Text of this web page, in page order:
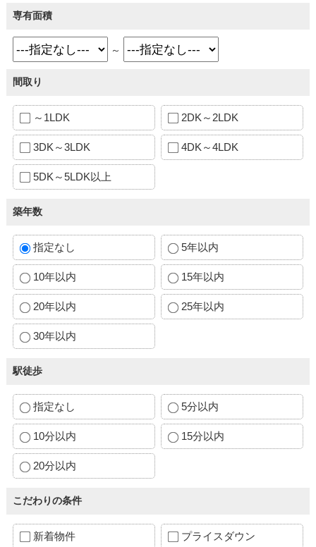
専有面積
～
間取り
～1LDK 2DK～2LDK
3DK～3LDK 4DK～4LDK
5DK～5LDK以上
築年数
指定なし 5年以内
10年以内 15年以内
20年以内 25年以内
30年以内
駅徒歩
指定なし 5分以内
10分以内 15分以内
20分以内
こだわりの条件
新着物件 プライスダウン